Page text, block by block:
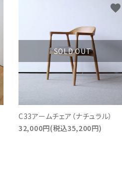
SOLD OUT
C33アームチェア（ナチュラル）
32,000円(税込35,200円)
favorite